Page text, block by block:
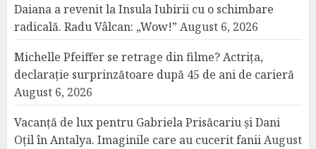
Daiana a revenit la Insula Iubirii cu o schimbare
radicală. Radu Vâlcan: „Wow!” August 6, 2026
Michelle Pfeiffer se retrage din filme? Actrița,
declarație surprinzătoare după 45 de ani de carieră
August 6, 2026
Vacanță de lux pentru Gabriela Prisăcariu și Dani
Oțil în Antalya. Imaginile care au cucerit faniiAugust